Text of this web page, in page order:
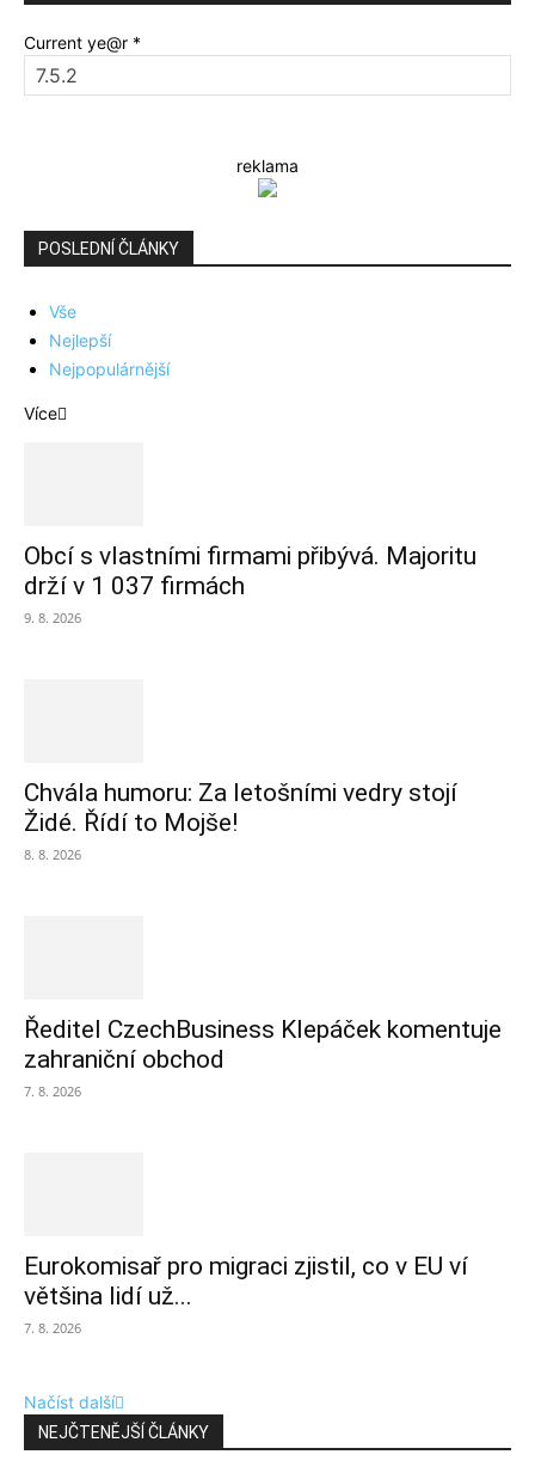
Current ye@r *
reklama
POSLEDNÍ ČLÁNKY
Vše
Nejlepší
Nejpopulárnější
Více
Obcí s vlastními firmami přibývá. Majoritu
drží v 1 037 firmách
9. 8. 2026
Chvála humoru: Za letošními vedry stojí
Židé. Řídí to Mojše!
8. 8. 2026
Ředitel CzechBusiness Klepáček komentuje
zahraniční obchod
7. 8. 2026
Eurokomisař pro migraci zjistil, co v EU ví
většina lidí už...
7. 8. 2026
Načíst další
NEJČTENĚJŠÍ ČLÁNKY